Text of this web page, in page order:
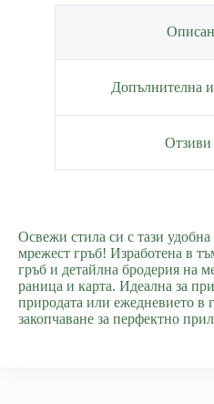
Допълнителна
Отзиви
Освежи стила си с тази
мрежест гръб! Изработена в
гръб и детайлна бродерия на
раница и карта. Идеална за
природата или ежедневието в
закопчаване за перфектно